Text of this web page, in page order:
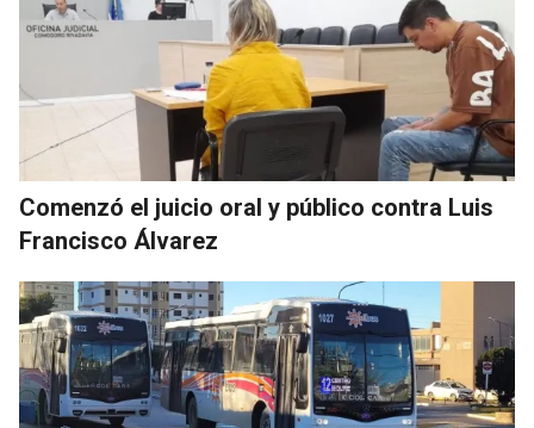
Comenzó el juicio oral y público contra Luis
Francisco Álvarez